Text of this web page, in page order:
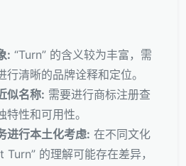
: “Turn” 的含义较为丰富，需
行清晰的品牌诠释和定位。
似名称: 需要进行商标注册查
性和可用性。
进行本土化考虑: 在不同文化
Turn” 的理解可能存在差异，